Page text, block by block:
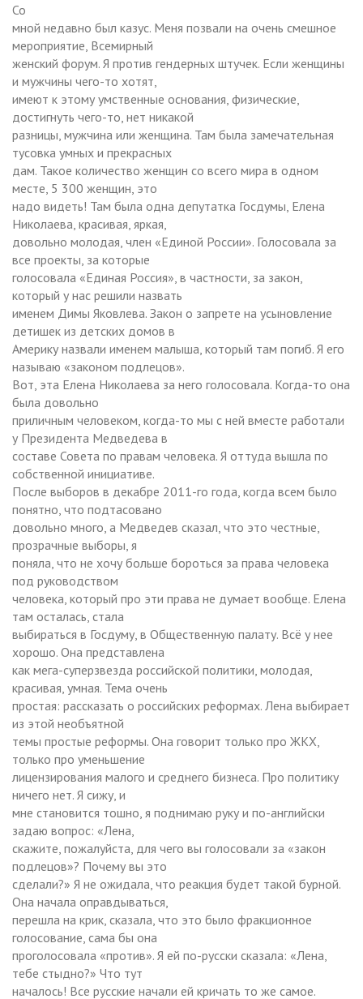
Со
мной недавно был казус. Меня позвали на очень смешное
мероприятие, Всемирный
женский форум. Я против гендерных штучек. Если женщины
и мужчины чего-то хотят,
имеют к этому умственные основания, физические,
достигнуть чего-то, нет никакой
разницы, мужчина или женщина. Там была замечательная
тусовка умных и прекрасных
дам. Такое количество женщин со всего мира в одном
месте, 5 300 женщин, это
надо видеть! Там была одна депутатка Госдумы, Елена
Николаева, красивая, яркая,
довольно молодая, член «Единой России». Голосовала за
все проекты, за которые
голосовала «Единая Россия», в частности, за закон,
который у нас решили назвать
именем Димы Яковлева. Закон о запрете на усыновление
детишек из детских домов в
Америку назвали именем малыша, который там погиб. Я его
называю «законом подлецов».
Вот, эта Елена Николаева за него голосовала. Когда-то она
была довольно
приличным человеком, когда-то мы с ней вместе работали
у Президента Медведева в
составе Совета по правам человека. Я оттуда вышла по
собственной инициативе.
После выборов в декабре 2011-го года, когда всем было
понятно, что подтасовано
довольно много, а Медведев сказал, что это честные,
прозрачные выборы, я
поняла, что не хочу больше бороться за права человека
под руководством
человека, который про эти права не думает вообще. Елена
там осталась, стала
выбираться в Госдуму, в Общественную палату. Всё у нее
хорошо. Она представлена
как мега-суперзвезда российской политики, молодая,
красивая, умная. Тема очень
простая: рассказать о российских реформах. Лена выбирает
из этой необъятной
темы простые реформы. Она говорит только про ЖКХ,
только про уменьшение
лицензирования малого и среднего бизнеса. Про политику
ничего нет. Я сижу, и
мне становится тошно, я поднимаю руку и по-английски
задаю вопрос: «Лена,
скажите, пожалуйста, для чего вы голосовали за «закон
подлецов»? Почему вы это
сделали?» Я не ожидала, что реакция будет такой бурной.
Она начала оправдываться,
перешла на крик, сказала, что это было фракционное
голосование, сама бы она
проголосовала «против». Я ей по-русски сказала: «Лена,
тебе стыдно?» Что тут
началось! Все русские начали ей кричать то же самое.